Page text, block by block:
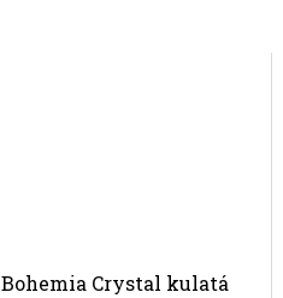
Bohemia Crystal kulatá